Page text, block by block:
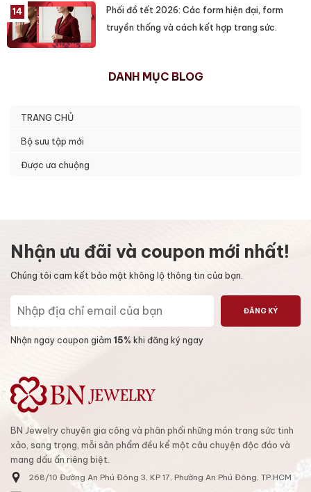
Phối đồ tết 2026: Các form hiện đại, form
truyền thống và cách kết hợp trang sức.
DANH MỤC BLOG
TRANG CHỦ
Bộ sưu tập mới
Được ưa chuộng
Nhận ưu đãi và coupon mới nhất!
Chúng tôi cam kết bảo mật không lộ thông tin của bạn.
ĐĂNG KÝ
Nhận ngay coupon giảm 15% khi đăng ký ngay
BN Jewelry chuyên gia công và phân phối những món trang sức tinh
xảo, sang trọng, mỗi sản phẩm đều kể một câu chuyện độc đáo và
mang dấu ấn riêng biệt.
268/10 Đường An Phú Đông 3, KP 17, Phường An Phú Đông, TP.HCM